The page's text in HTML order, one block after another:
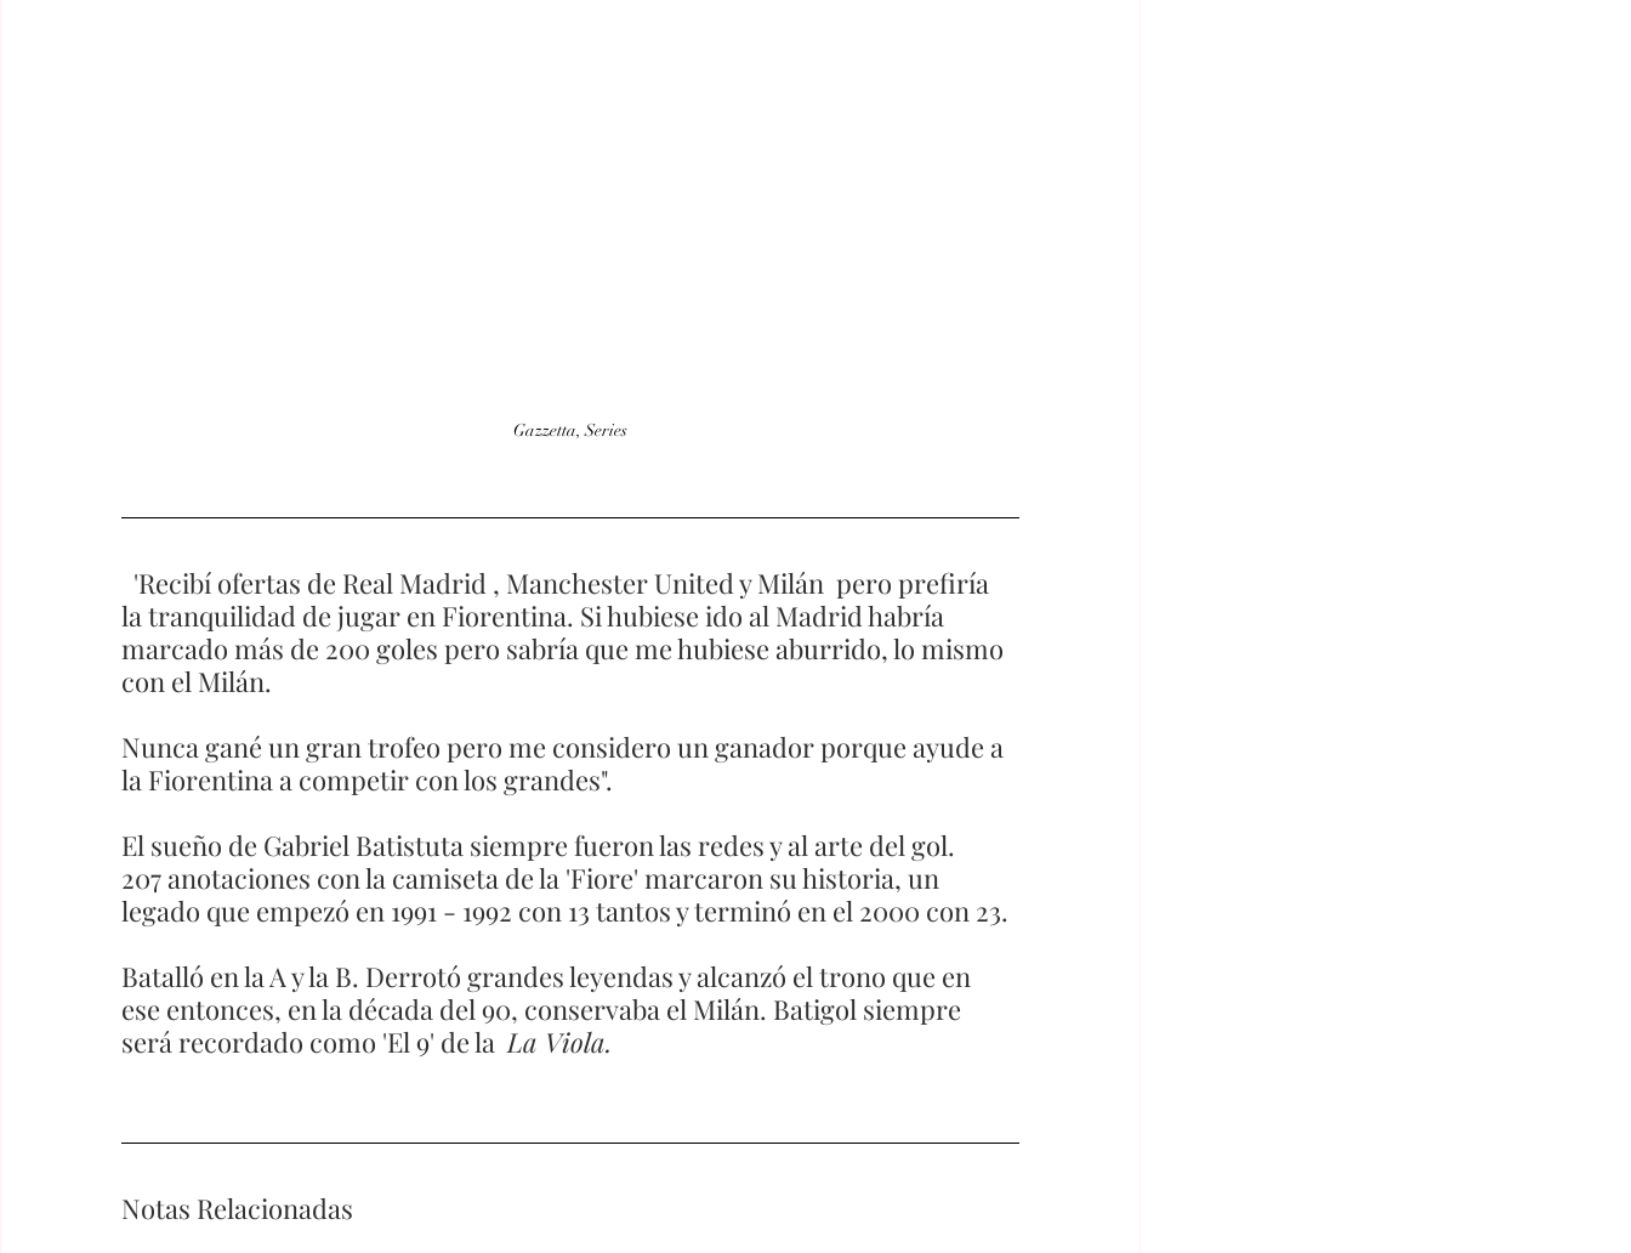
Gazzetta, Series
la tranquilidad de jugar en Fiorentina. Si hubiese ido al Madrid habría
marcado más de 200 goles pero sabría que me hubiese aburrido, lo mismo
con el Milán.
Nunca gané un gran trofeo pero me considero un ganador porque ayude a
la Fiorentina a competir con los grandes".
El sueño de Gabriel Batistuta siempre fueron las redes y al arte del gol.
207 anotaciones con la camiseta de la 'Fiore' marcaron su historia, un
legado que empezó en 1991 - 1992 con 13 tantos y terminó en el 2000 con 23.
Batalló en la A y la B. Derrotó grandes leyendas y alcanzó el trono que en
ese entonces, en la década del 90, conservaba el Milán. Batigol siempre
será recordado como 'El 9' de la La Viola.
Notas Relacionadas